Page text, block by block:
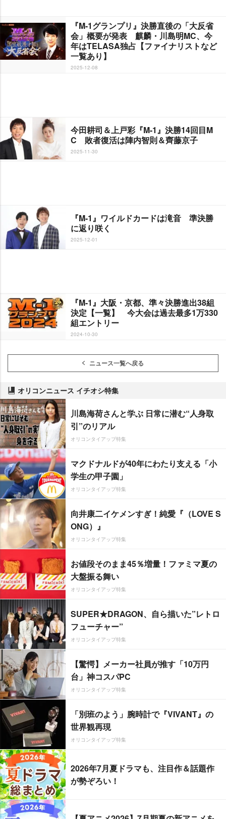
『M-1グランプリ』決勝直後の「大反省
会」概要が発表 麒麟・川島明MC、今
年はTELASA独占【ファイナリストなど
一覧あり】
2025-12-08
今田耕司＆上戸彩『M-1』決勝14回目M
C 敗者復活は陣内智則＆齊藤京子
2025-11-30
『M-1』ワイルドカードは滝音 準決勝
に返り咲く
2025-12-01
『M-1』大阪・京都、準々決勝進出38組
決定【一覧】 今大会は過去最多1万330
組エントリー
2024-10-30
ニュース一覧へ戻る
オリコンニュース イチオシ特集
川島海荷さんと学ぶ 日常に潜む“人身取
引”のリアル
オリコンタイアップ特集
マクドナルドが40年にわたり支える「小
学生の甲子園」
オリコンタイアップ特集
向井康二イケメンすぎ！純愛『（LOVE S
ONG）』
オリコンタイアップ特集
お値段そのまま45％増量！ファミマ夏の
大盤振る舞い
オリコンタイアップ特集
SUPER★DRAGON、自ら描いた”レトロ
フューチャー”
オリコンタイアップ特集
【驚愕】メーカー社員が推す「10万円
台」神コスパPC
オリコンタイアップ特集
「別班のよう」腕時計で『VIVANT』の
世界観再現
オリコンタイアップ特集
2026年7月夏ドラマも、注目作＆話題作
が勢ぞろい！